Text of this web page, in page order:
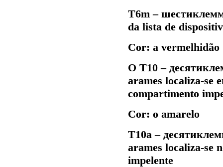
Т6m –
da lista de
Cor: a vermelhidão
O Т10 –
arames localiza-se
compartimento
Cor: o amarelo
Т10а –
arames localiza-se
impelente